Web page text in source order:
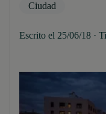
Ciudad
Escrito el 25/06/18 ·